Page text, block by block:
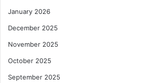
January 2026
December 2025
November 2025
October 2025
September 2025